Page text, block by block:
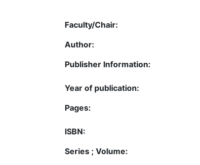
Faculty/Chair:
Author:
Publisher Information:
Year of publication:
Pages:
ISBN:
Series ; Volume: